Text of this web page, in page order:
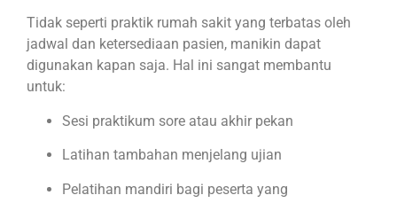
Tidak seperti praktik rumah sakit yang terbatas oleh
jadwal dan ketersediaan pasien, manikin dapat
digunakan kapan saja. Hal ini sangat membantu
untuk:
Sesi praktikum sore atau akhir pekan
Latihan tambahan menjelang ujian
Pelatihan mandiri bagi peserta yang